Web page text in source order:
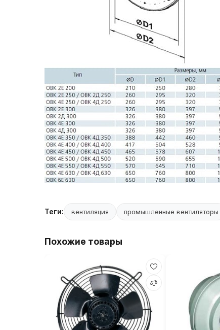
Теги: вентиляция промышленные вентиляторы
Похожие товары